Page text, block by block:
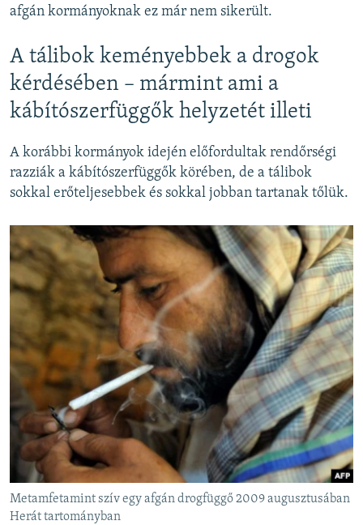
afgán kormányoknak ez már nem sikerült.
A tálibok keményebbek a drogok
kérdésében – mármint ami a
kábítószerfüggők helyzetét illeti
A korábbi kormányok idején előfordultak rendőrségi
razziák a kábítószerfüggők körében, de a tálibok
sokkal erőteljesebbek és sokkal jobban tartanak tőlük.
Metamfetamint szív egy afgán drogfüggő 2009 augusztusában
Herát tartományban